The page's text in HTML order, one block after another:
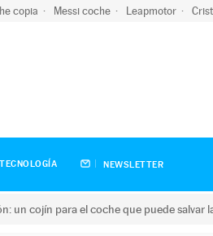
copia Messi coche Leapmotor
TECNOLOGÍA NEWSLETTER
un cojín para el coche que puede salvar